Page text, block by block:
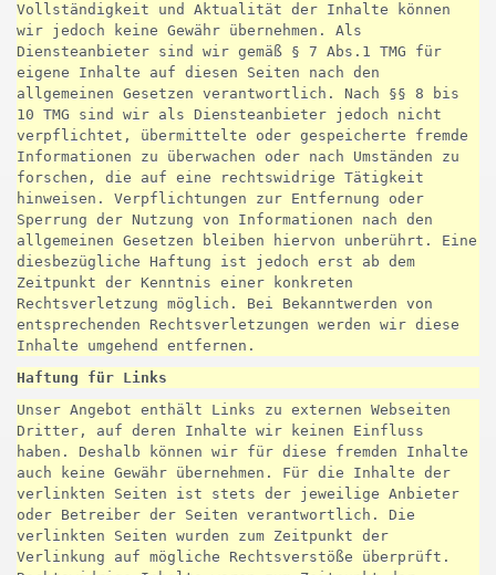
Vollständigkeit und Aktualität der Inhalte können
wir jedoch keine Gewähr übernehmen. Als
Diensteanbieter sind wir gemäß § 7 Abs.1 TMG für
eigene Inhalte auf diesen Seiten nach den
allgemeinen Gesetzen verantwortlich. Nach §§ 8 bis
10 TMG sind wir als Diensteanbieter jedoch nicht
verpflichtet, übermittelte oder gespeicherte fremde
Informationen zu überwachen oder nach Umständen zu
forschen, die auf eine rechtswidrige Tätigkeit
hinweisen. Verpflichtungen zur Entfernung oder
Sperrung der Nutzung von Informationen nach den
allgemeinen Gesetzen bleiben hiervon unberührt. Eine
diesbezügliche Haftung ist jedoch erst ab dem
Zeitpunkt der Kenntnis einer konkreten
Rechtsverletzung möglich. Bei Bekanntwerden von
entsprechenden Rechtsverletzungen werden wir diese
Inhalte umgehend entfernen.
Haftung für Links
Unser Angebot enthält Links zu externen Webseiten
Dritter, auf deren Inhalte wir keinen Einfluss
haben. Deshalb können wir für diese fremden Inhalte
auch keine Gewähr übernehmen. Für die Inhalte der
verlinkten Seiten ist stets der jeweilige Anbieter
oder Betreiber der Seiten verantwortlich. Die
verlinkten Seiten wurden zum Zeitpunkt der
Verlinkung auf mögliche Rechtsverstöße überprüft.